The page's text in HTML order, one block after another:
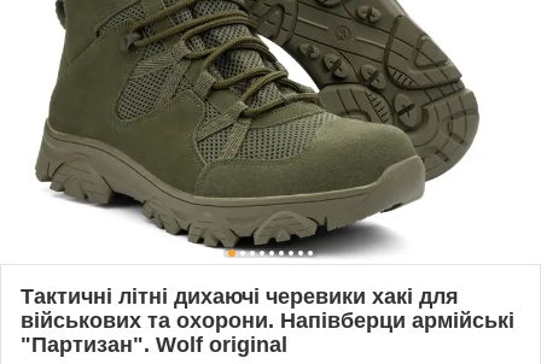
Тактичні літні дихаючі черевики хакі для
військових та охорони. Напівберци армійські
"Партизан". Wolf original